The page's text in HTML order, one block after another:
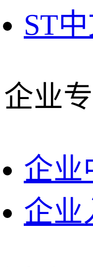
ST
企业
企业
企业